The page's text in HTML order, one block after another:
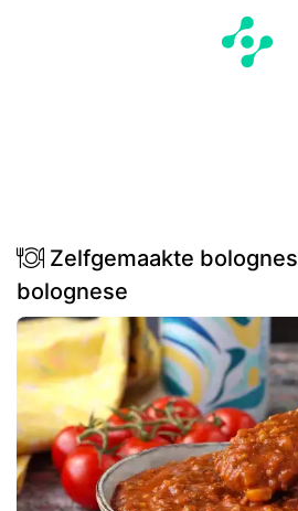
Zelfgemaakte
bolognese